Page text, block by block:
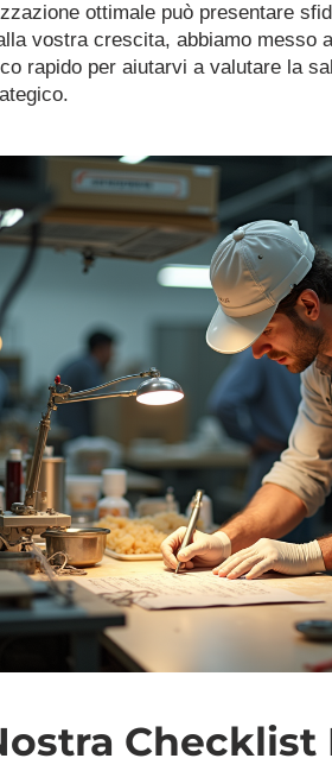
ottimale può presentare
vostra crescita, abbiamo messo
rapido per aiutarvi a valutare la